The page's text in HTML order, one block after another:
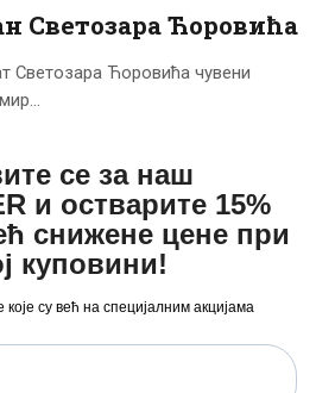
Светозара Ћоровића
Светозара Ћоровића чувени
се за наш
и остварите 15%
снижене цене при
куповини!
су већ на специјалним акцијама